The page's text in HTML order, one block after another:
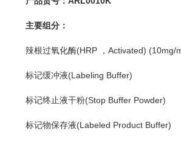
主要组分：
辣根过氧化酶(HRP ，Activated)
标记缓冲液(Labeling Buffer)
标记终止液干粉(Stop Buffer
标记物保存液(Labeled Product